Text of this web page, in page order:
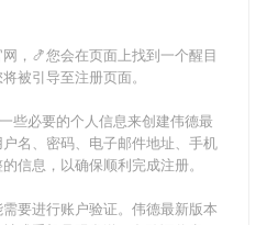
，🍤您会在页面上找到一个醒目
被引导至注册页面。
些必要的个人信息来创建伟德最
名、密码、电子邮件地址、手机
信息，以确保顺利完成注册。
要进行账户验证。 伟德最新版本